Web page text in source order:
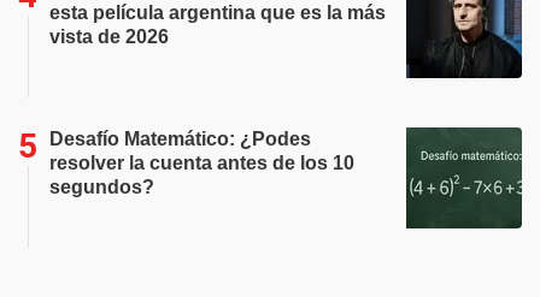
esta película argentina que es la más
vista de 2026
Desafío Matemático: ¿Podes
resolver la cuenta antes de los 10
segundos?